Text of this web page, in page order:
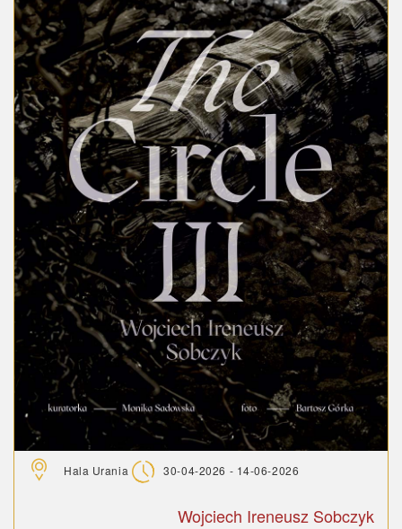
Hala Urania 30-04-2026 - 14-06-2026
Wojciech Ireneusz Sobczyk